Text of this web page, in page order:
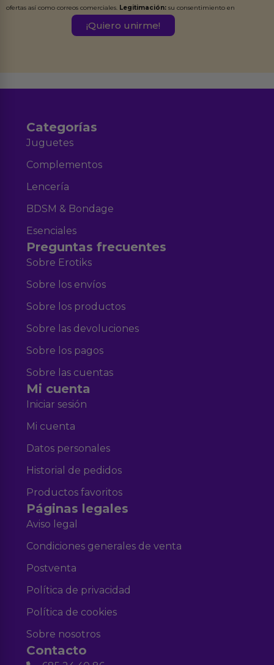
ofertas así como correos comerciales. Legitimación: su consentimiento en
Destinatarios:Ferran Roig Muñoz. Podrás ejercer tus
Categorías
Juguetes
Complementos
Lencería
BDSM & Bondage
Esenciales
Preguntas frecuentes
Sobre Erotiks
Sobre los envíos
Sobre los productos
Sobre las devoluciones
Sobre los pagos
Sobre las cuentas
Mi cuenta
Iniciar sesión
Mi cuenta
Datos personales
Historial de pedidos
Productos favoritos
Páginas legales
Aviso legal
Condiciones generales de venta
Postventa
Política de privacidad
Política de cookies
Sobre nosotros
Contacto